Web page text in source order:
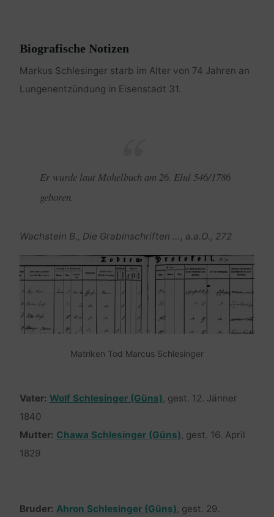
Biografische Notizen
Markus Schlesinger starb im Alter von 74 Jahren an
Lungenentzündung in Eisenstadt 31.
Er wurde laut Mohelbuch am 26. Elul 546/1786
geboren.
Wachstein B., Die Grabinschriften …, a.a.O., 272
Matriken Tod Marcus Schlesinger
Vater: Wolf Schlesinger (Güns), gest. 12. Jänner
1840
Mutter: Chawa Schlesinger (Güns), gest. 16. April
1829
Bruder: Ahron Schlesinger (Güns), gest. 29.